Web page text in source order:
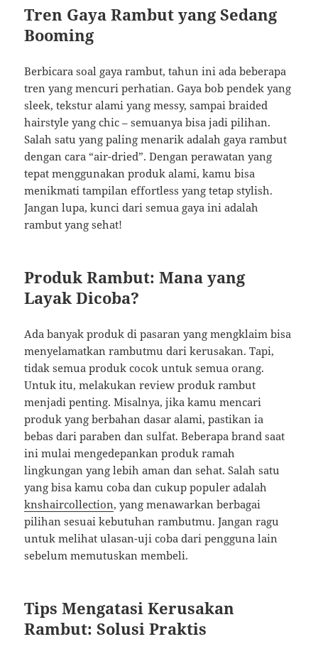
Tren Gaya Rambut yang Sedang
Booming
Berbicara soal gaya rambut, tahun ini ada beberapa
tren yang mencuri perhatian. Gaya bob pendek yang
sleek, tekstur alami yang messy, sampai braided
hairstyle yang chic – semuanya bisa jadi pilihan.
Salah satu yang paling menarik adalah gaya rambut
dengan cara “air-dried”. Dengan perawatan yang
tepat menggunakan produk alami, kamu bisa
menikmati tampilan effortless yang tetap stylish.
Jangan lupa, kunci dari semua gaya ini adalah
rambut yang sehat!
Produk Rambut: Mana yang
Layak Dicoba?
Ada banyak produk di pasaran yang mengklaim bisa
menyelamatkan rambutmu dari kerusakan. Tapi,
tidak semua produk cocok untuk semua orang.
Untuk itu, melakukan review produk rambut
menjadi penting. Misalnya, jika kamu mencari
produk yang berbahan dasar alami, pastikan ia
bebas dari paraben dan sulfat. Beberapa brand saat
ini mulai mengedepankan produk ramah
lingkungan yang lebih aman dan sehat. Salah satu
yang bisa kamu coba dan cukup populer adalah
knshaircollection, yang menawarkan berbagai
pilihan sesuai kebutuhan rambutmu. Jangan ragu
untuk melihat ulasan-uji coba dari pengguna lain
sebelum memutuskan membeli.
Tips Mengatasi Kerusakan
Rambut: Solusi Praktis